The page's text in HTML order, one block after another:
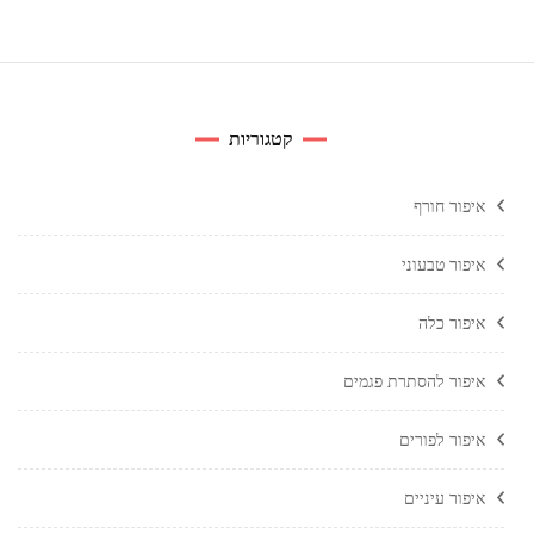
קטגוריות
איפור חורף
איפור טבעוני
איפור כלה
איפור להסתרת פגמים
איפור לפורים
איפור עיניים